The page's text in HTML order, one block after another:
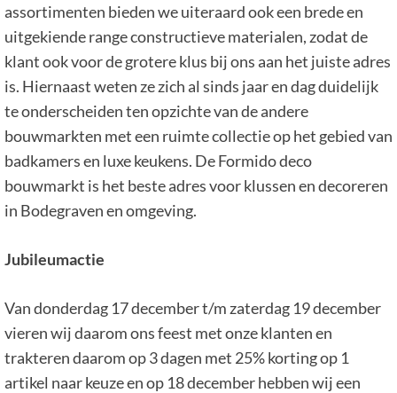
assortimenten bieden we uiteraard ook een brede en
uitgekiende range constructieve materialen, zodat de
klant ook voor de grotere klus bij ons aan het juiste adres
is. Hiernaast weten ze zich al sinds jaar en dag duidelijk
te onderscheiden ten opzichte van de andere
bouwmarkten met een ruimte collectie op het gebied van
badkamers en luxe keukens. De Formido deco
bouwmarkt is het beste adres voor klussen en decoreren
in Bodegraven en omgeving.
Jubileumactie
Van donderdag 17 december t/m zaterdag 19 december
vieren wij daarom ons feest met onze klanten en
trakteren daarom op 3 dagen met 25% korting op 1
artikel naar keuze en op 18 december hebben wij een